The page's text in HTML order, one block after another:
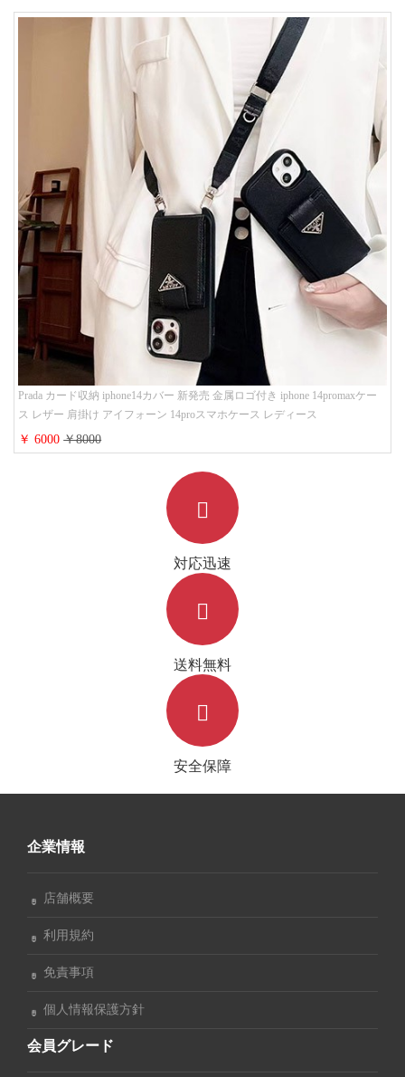
Prada カード収納 iphone14カバー 新発売 金属ロゴ付き iphone 14promaxケー
ス レザー 肩掛け アイフォーン 14proスマホケース レディース
￥ 6000￥8000
対応迅速
送料無料
安全保障
企業情報
店舗概要
利用規約
免責事項
個人情報保護方針
会員グレード